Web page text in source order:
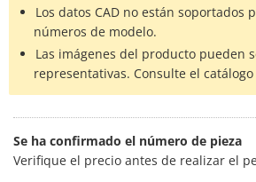
cuerpos.
· Parte de la placa de extremo reforzado.
Los datos CAD no están soportados
números de modelo.
Las imágenes del producto pueden
representativas. Consulte el
Se ha confirmado el número de pieza
Verifique el precio antes de realizar el